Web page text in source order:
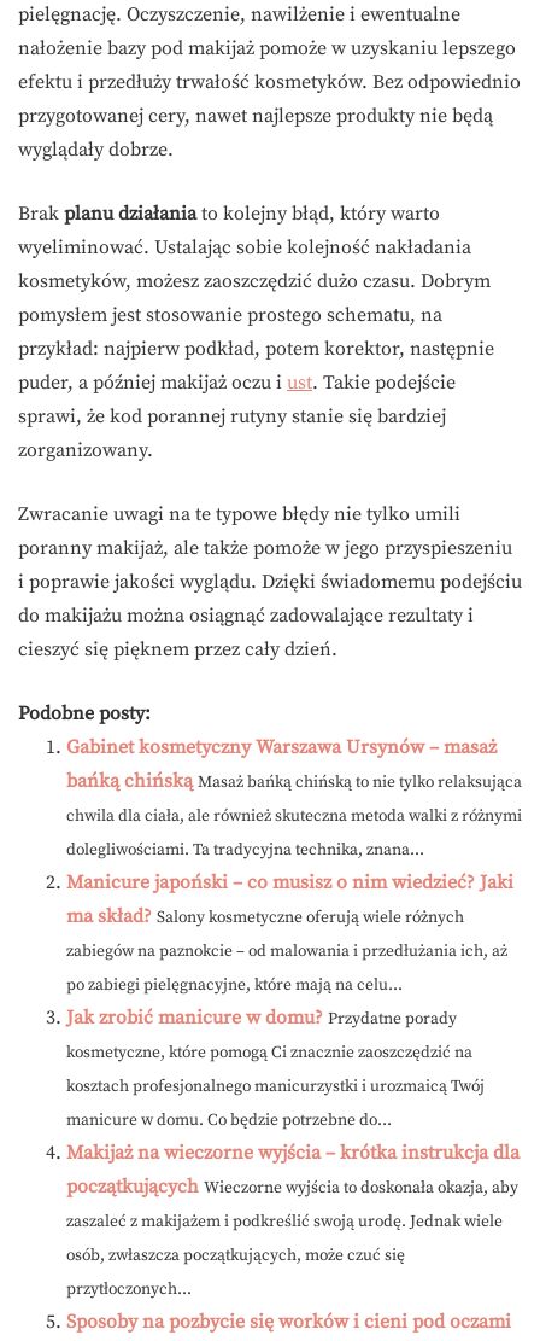
pielęgnację. Oczyszczenie, nawilżenie i ewentualne
nałożenie bazy pod makijaż pomoże w uzyskaniu lepszego
efektu i przedłuży trwałość kosmetyków. Bez odpowiednio
przygotowanej cery, nawet najlepsze produkty nie będą
wyglądały dobrze.
Brak planu działaniato kolejny błąd, który warto
wyeliminować. Ustalając sobie kolejność nakładania
kosmetyków, możesz zaoszczędzić dużo czasu. Dobrym
pomysłem jest stosowanie prostego schematu, na
przykład: najpierw podkład, potem korektor, następnie
puder, a później makijaż oczu i ust. Takie podejście
sprawi, że kod porannej rutyny stanie się bardziej
zorganizowany.
Zwracanie uwagi na te typowe błędy nie tylko umili
poranny makijaż, ale także pomoże w jego przyspieszeniu
i poprawie jakości wyglądu. Dzięki świadomemu podejściu
do makijażu można osiągnąć zadowalające rezultaty i
cieszyć się pięknem przez cały dzień.
Podobne posty:
Gabinet kosmetyczny Warszawa Ursynów – masaż
bańką chińską Masaż bańką chińską to nie tylko relaksująca
chwila dla ciała, ale również skuteczna metoda walki z różnymi
dolegliwościami. Ta tradycyjna technika, znana...
Manicure japoński – co musisz o nim wiedzieć? Jaki
ma skład? Salony kosmetyczne oferują wiele różnych
zabiegów na paznokcie – od malowania i przedłużania ich, aż
po zabiegi pielęgnacyjne, które mają na celu...
Jak zrobić manicure w domu? Przydatne porady
kosmetyczne, które pomogą Ci znacznie zaoszczędzić na
kosztach profesjonalnego manicurzystki i urozmaicą Twój
manicure w domu. Co będzie potrzebne do...
Makijaż na wieczorne wyjścia – krótka instrukcja dla
początkujących Wieczorne wyjścia to doskonała okazja, aby
zaszaleć z makijażem i podkreślić swoją urodę. Jednak wiele
osób, zwłaszcza początkujących, może czuć się
przytłoczonych...
Sposoby na pozbycie się worków i cieni pod oczami